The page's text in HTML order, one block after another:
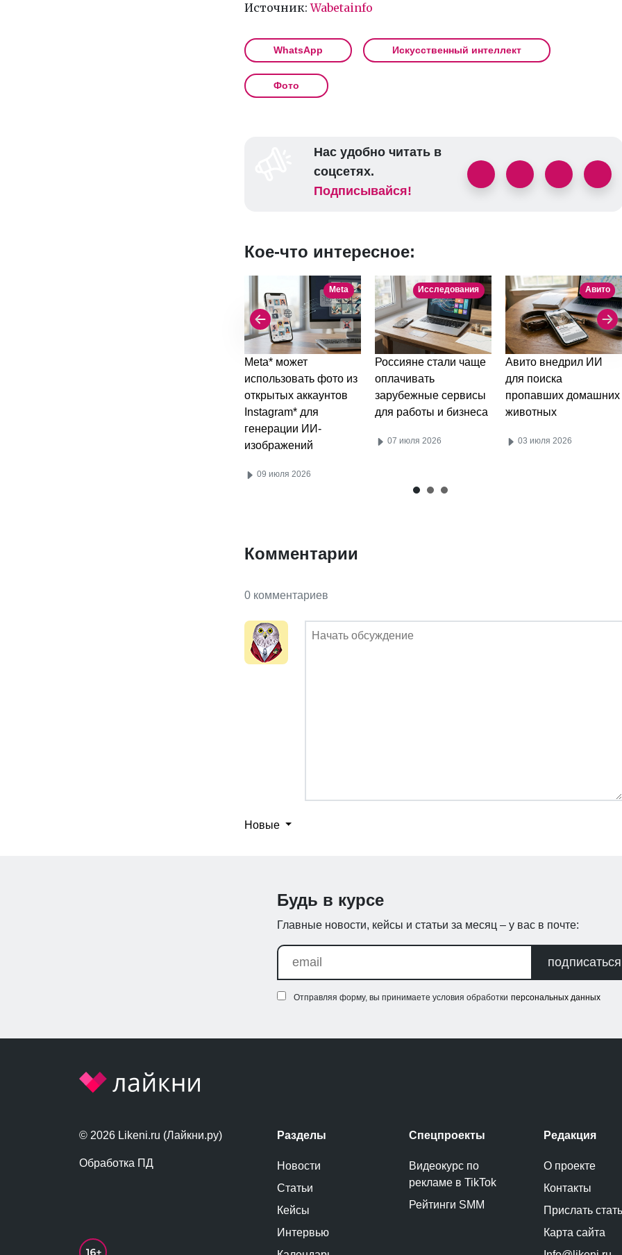
Источник:Wabetainfo
WhatsApp Искусственный интеллект
Фото
Нас удобно читать в
соцсетях.
Подписывайся!
Кое-что интересное:
Meta
Meta* может
использовать фото из
открытых аккаунтов
Instagram* для
генерации ИИ-
изображений
09 июля 2026
Исследования
Россияне стали чаще
оплачивать
зарубежные сервисы
для работы и бизнеса
07 июля 2026
Авито
Авито внедрил ИИ
для поиска
пропавших домашних
животных
03 июля 2026
Комментарии
0 комментариев
Новые
Будь в курсе
Главные новости, кейсы и статьи за месяц – у вас в почте:
подписаться
Отправляя форму, вы принимаете условия обработки персональных данных
© 2026 Likeni.ru (Лайкни.ру)
Обработка ПД
Разделы
Новости
Статьи
Кейсы
Интервью
Спецпроекты
Видеокурс по
рекламе в TikTok
Рейтинги SMM
Редакция
О проекте
Контакты
Прислать
Карта сайта